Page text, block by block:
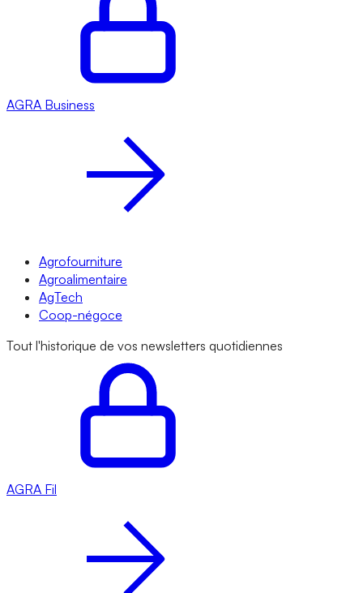
AGRA Business
Agrofourniture
Agroalimentaire
AgTech
Coop-négoce
Tout l'historique de vos newsletters quotidiennes
AGRA Fil